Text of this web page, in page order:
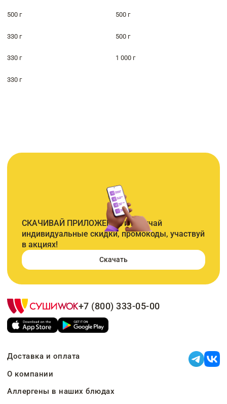
500 г 500 г
330 г 500 г
330 г 1 000 г
330 г
СКАЧИВАЙ ПРИЛОЖЕНИЕ и получай
индивидуальные скидки, промокоды, участвуй
в акциях!
Скачать
+7 (800) 333-05-00
Доставка и оплата
О компании
Аллергены в наших блюдах